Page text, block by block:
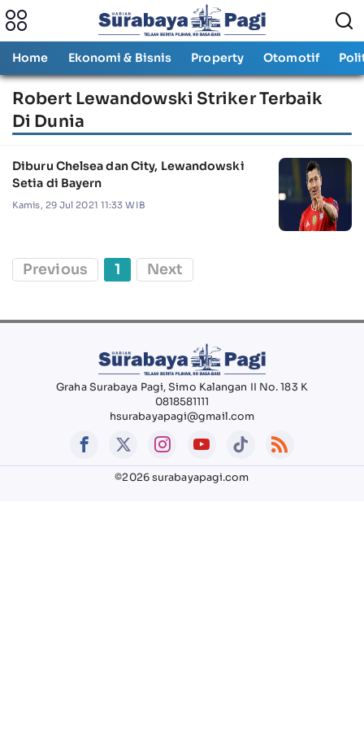
Home Ekonomi & Bisnis Property Otomotif
Robert Lewandowski Striker Terbaik
Di Dunia
Diburu Chelsea dan City, Lewandowski
Setia di Bayern
Kamis, 29 Jul 2021 11:33 WIB
Previous 1 Next
Graha Surabaya Pagi, Simo Kalangan II No. 183 K
0818581111
hsurabayapagi@gmail.com
©2026 surabayapagi.com